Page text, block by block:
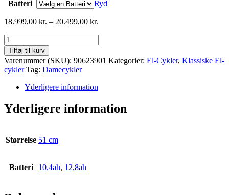
Batteri
Ryd
18.999,00 kr. – 20.499,00 kr.
Nishiki
Urban
E
Dame
9g
Shimano
hydr,
disc
Tilføj til kurv
Varenummer (SKU): 90623901 Kategorier: El-Cykler, Klassiske El-
cykler Tag: Damecykler
Yderligere information
Yderligere information
Størrelse 51 cm
Batteri 10,4ah, 12,8ah